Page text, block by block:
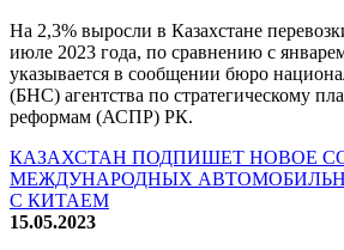
На 2,3% выросли в Казахстане
июле 2023 года, по сравнению с
указывается в сообщении бюро
(БНС) агентства по стратегическому
реформам (АСПР) РК.
КАЗАХСТАН ПОДПИШЕТ НОВОЕ
МЕЖДУНАРОДНЫХ
С КИТАЕМ
15.05.2023